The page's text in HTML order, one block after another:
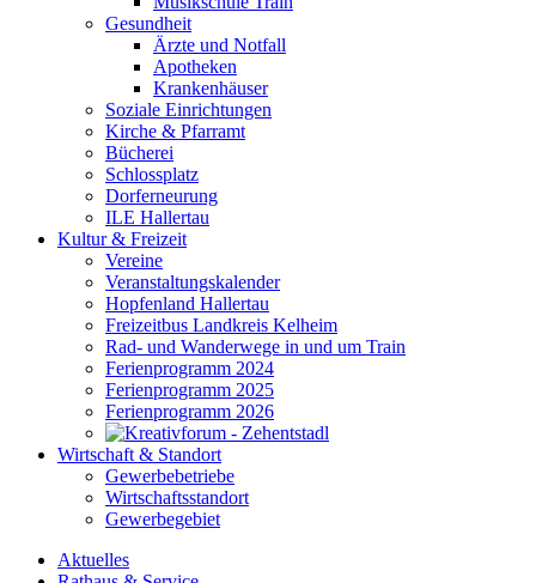
Gesundheit
Ärzte und Notfall
Apotheken
Krankenhäuser
Soziale Einrichtungen
Kirche & Pfarramt
Bücherei
Schlossplatz
Dorferneurung
ILE Hallertau
Kultur & Freizeit
Vereine
Veranstaltungskalender
Hopfenland Hallertau
Freizeitbus Landkreis Kelheim
Rad- und Wanderwege in und um Train
Ferienprogramm 2024
Ferienprogramm 2025
Ferienprogramm 2026
Wirtschaft & Standort
Gewerbebetriebe
Wirtschaftsstandort
Gewerbegebiet
Aktuelles